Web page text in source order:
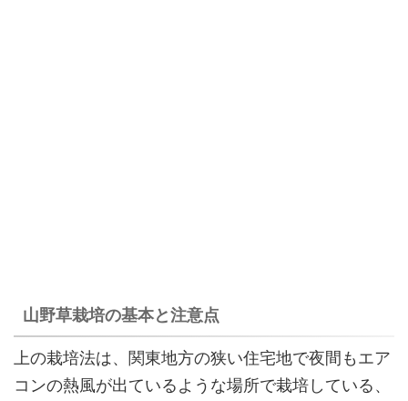
山野草栽培の基本と注意点
上の栽培法は、関東地方の狭い住宅地で夜間もエア
コンの熱風が出ているような場所で栽培している、